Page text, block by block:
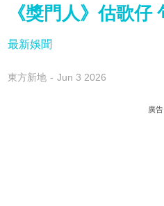
《獎門人》估歌仔
最新娛聞
東方新地 Jun 3 2026
廣告